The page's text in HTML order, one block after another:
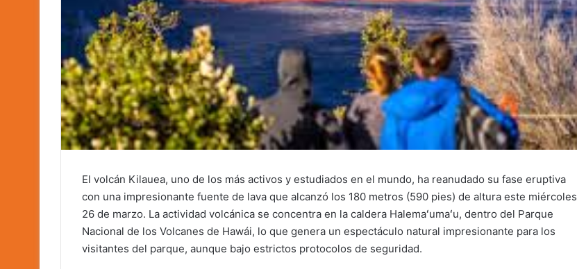
El volcán Kilauea, uno de los más activos y estudiados en el mundo, ha reanudado su fase eruptiva
con una impresionante fuente de lava que alcanzó los 180 metros (590 pies) de altura este miércoles
26 de marzo. La actividad volcánica se concentra en la caldera Halemaʻumaʻu, dentro del Parque
Nacional de los Volcanes de Hawái, lo que genera un espectáculo natural impresionante para los
visitantes del parque, aunque bajo estrictos protocolos de seguridad.